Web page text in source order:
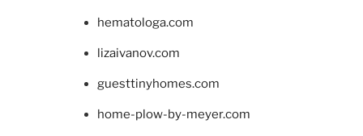
hematologa.com
lizaivanov.com
guesttinyhomes.com
home-plow-by-meyer.com